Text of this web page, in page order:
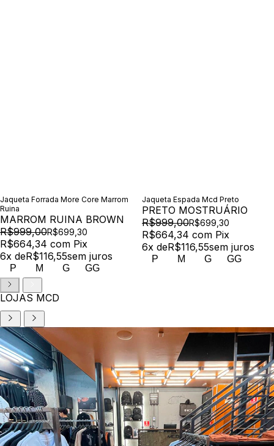
Jaqueta Forrada More Core Marrom
Ruina
MARROM RUINA BROWN
R$999,00R$699,30
R$664,34 com Pix
6x deR$116,55sem juros
P M G GG
Jaqueta Espada Mcd Preto
PRETO MOSTRUÁRIO
R$999,00R$699,30
R$664,34 com Pix
6x deR$116,55sem juros
P M G GG
LOJAS MCD